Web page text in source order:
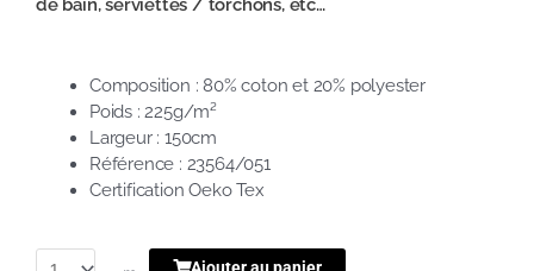
Composition : 80% coton et 20% polyester
Poids : 225g/m²
Largeur : 150cm
Référence : 23564/051
Certification Oeko Tex